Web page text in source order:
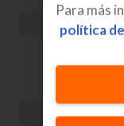
Para más
política